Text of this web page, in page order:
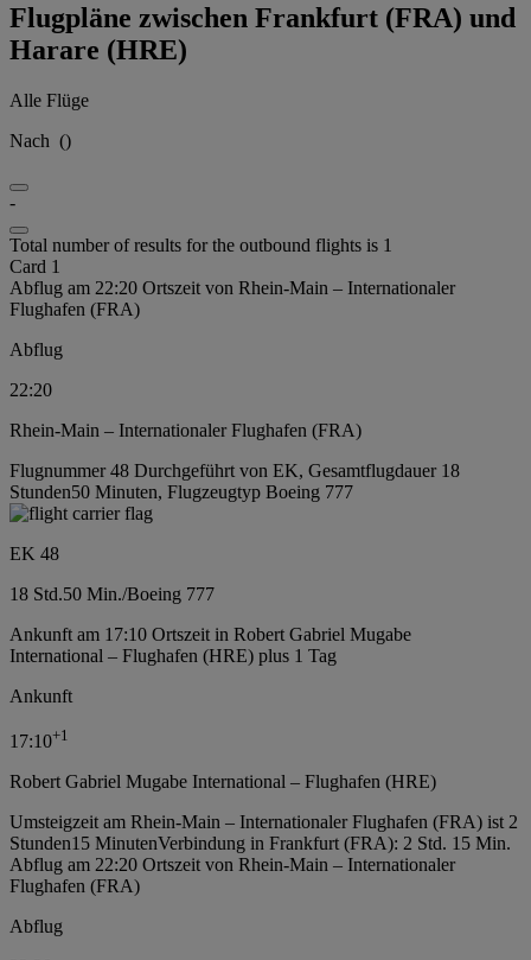
Flugpläne zwischen Frankfurt (FRA) und
Harare (HRE)
Alle Flüge
Nach ()
-
Total number of results for the outbound flights is 1
Card 1
Abflug am 22:20 Ortszeit von Rhein-Main – Internationaler
Flughafen (FRA)
Abflug
22:20
Rhein-Main – Internationaler Flughafen (FRA)
Flugnummer 48 Durchgeführt von EK, Gesamtflugdauer 18
Stunden50 Minuten, Flugzeugtyp Boeing 777
EK 48
18 Std.50 Min./Boeing 777
Ankunft am 17:10 Ortszeit in Robert Gabriel Mugabe
International – Flughafen (HRE) plus 1 Tag
Ankunft
17:10+1
Robert Gabriel Mugabe International – Flughafen (HRE)
Umsteigzeit am Rhein-Main – Internationaler Flughafen (FRA) ist 2
Stunden15 MinutenVerbindung in Frankfurt (FRA): 2 Std. 15 Min.
Abflug am 22:20 Ortszeit von Rhein-Main – Internationaler
Flughafen (FRA)
Abflug